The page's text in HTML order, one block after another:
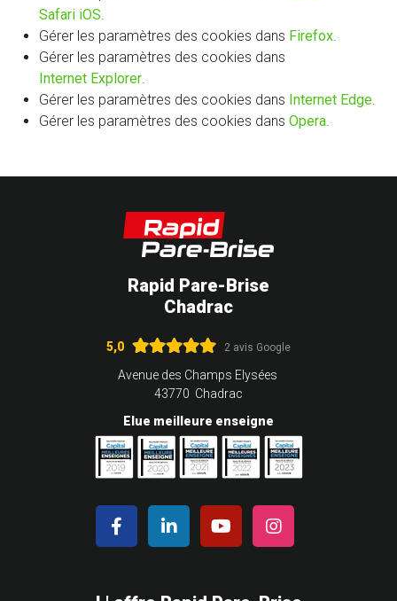
Safari iOS.
Gérer les paramètres des cookies dans Firefox.
Gérer les paramètres des cookies dans
Internet Explorer.
Gérer les paramètres des cookies dans Internet Edge.
Gérer les paramètres des cookies dans Opera.
Rapid Pare-Brise
Chadrac
5,0 2 avis Google
Avenue des Champs Elysées
43770 Chadrac
Elue meilleure enseigne